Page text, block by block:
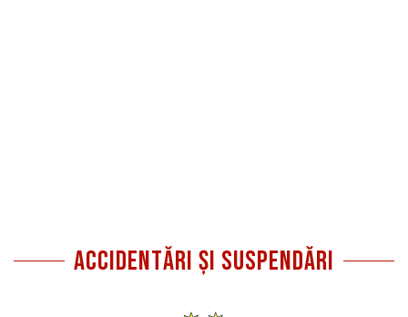
Accidentări și Suspendări